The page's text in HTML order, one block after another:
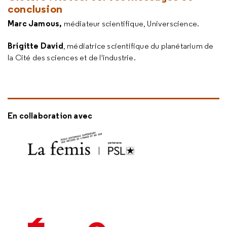
conclusion
Marc Jamous, médiateur scientifique, Universcience.
Brigitte David, médiatrice scientifique du planétarium de
la Cité des sciences et de l'industrie.
En collaboration avec